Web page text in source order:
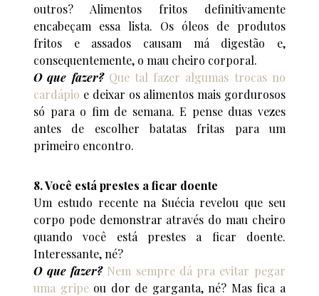
outros? Alimentos fritos definitivamente
encabeçam essa lista. Os óleos de produtos
fritos e assados causam má digestão e,
consequentemente, o mau cheiro corporal.
O que fazer? Que tal fazer algumas trocas no
cardápio e deixar os alimentos mais gordurosos
só para o fim de semana. E pense duas vezes
antes de escolher batatas fritas para um
primeiro encontro.
8. Você está prestes a ficar doente
Um estudo recente na Suécia revelou que seu
corpo pode demonstrar através do mau cheiro
quando você está prestes a ficar doente.
Interessante, né?
O que fazer? Nem sempre dá pra evitar pegar
uma gripeou dor de garganta, né? Mas fica a